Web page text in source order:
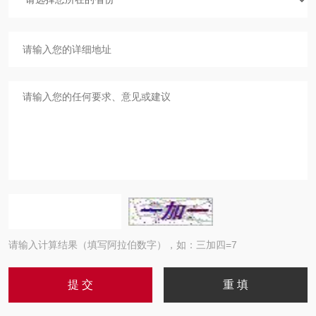
请输入计算结果（填写阿拉伯数字），如：三加四=7